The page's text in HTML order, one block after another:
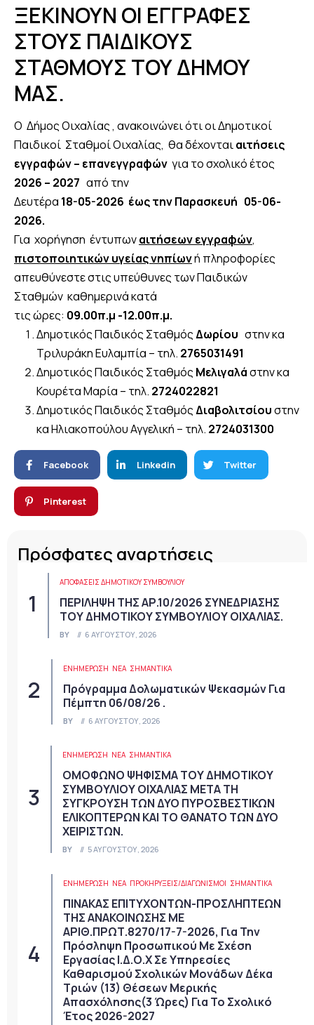
ΞΕΚΙΝΟΥΝ ΟΙ ΕΓΓΡΑΦΕΣ
ΣΤΟΥΣ ΠΑΙΔΙΚΟΥΣ
ΣΤΑΘΜΟΥΣ ΤΟΥ ΔΗΜΟΥ
ΜΑΣ.
Ο Δήμος Οιχαλίας , ανακοινώνει ότι οι Δημοτικοί
Παιδικοί Σταθμοί Οιχαλίας, θα δέχονταιαιτήσεις
εγγραφών– επανεγγραφών για το σχολικό έτος
2026 – 2027 από την
Δευτέρα 18-05-2026 έως την Παρασκευή 05-06-
2026.
Για χορήγηση έντυπωναιτήσεων εγγραφών,
πιστοποιητικών υγείας νηπίωνή πληροφορίες
απευθύνεστε στις υπεύθυνες των Παιδικών
Σταθμών καθημερινά κατά
τις ώρες: 09.00π.μ -12.00π.μ.
Δημοτικός Παιδικός ΣταθμόςΔωρίου στην κα
Τριλυράκη Ευλαμπία – τηλ. 2765031491
Δημοτικός Παιδικός Σταθμός Μελιγαλάστην κα
Κουρέτα Μαρία – τηλ. 2724022821
Δημοτικός Παιδικός ΣταθμόςΔιαβολιτσίουστην
κα Ηλιακοπούλου Αγγελική – τηλ. 2724031300
Facebook Linkedin Twitter
Pinterest
Πρόσφατες αναρτήσεις
ΑΠΟΦΆΣΕΙΣ ΔΗΜΟΤΙΚΟΎ ΣΥΜΒΟΥΛΊΟΥ
ΠΕΡΙΛΗΨΗ ΤΗΣ ΑΡ.10/2026 ΣΥΝΕΔΡΙΑΣΗΣ
ΤΟΥ ΔΗΜΟΤΙΚΟΥ ΣΥΜΒΟΥΛΙΟΥ ΟΙΧΑΛΙΑΣ.
BY 6 ΑΥΓΟΎΣΤΟΥ, 2026
ΕΝΗΜΕΡΩΣΗ ΝΈΑ ΣΗΜΑΝΤΙΚΆ
Πρόγραμμα Δολωματικών Ψεκασμών Για
Πέμπτη 06/08/26 .
BY 6 ΑΥΓΟΎΣΤΟΥ, 2026
ΕΝΗΜΕΡΩΣΗ ΝΈΑ ΣΗΜΑΝΤΙΚΆ
ΟΜΟΦΩΝΟ ΨΗΦΙΣΜΑ ΤΟΥ ΔΗΜΟΤΙΚΟΥ
ΣΥΜΒΟΥΛΙΟΥ ΟΙΧΑΛΙΑΣ ΜΕΤΑ ΤΗ
ΣΥΓΚΡΟΥΣΗ ΤΩΝ ΔΥΟ ΠΥΡΟΣΒΕΣΤΙΚΩΝ
ΕΛΙΚΟΠΤΕΡΩΝ ΚΑΙ ΤΟ ΘΑΝΑΤΟ ΤΩΝ ΔΥΟ
ΧΕΙΡΙΣΤΩΝ.
BY 5 ΑΥΓΟΎΣΤΟΥ, 2026
ΕΝΗΜΕΡΩΣΗ ΝΈΑ ΠΡΟΚΗΡΎΞΕΙΣ/ΔΙΑΓΩΝΙΣΜΟΊ ΣΗΜΑΝΤΙΚΆ
ΠΙΝΑΚΑΣ ΕΠΙΤΥΧΟΝΤΩΝ-ΠΡΟΣΛΗΠΤΕΩΝ
ΤΗΣ ΑΝΑΚΟΙΝΩΣΗΣ ΜΕ
ΑΡΙΘ.ΠΡΩΤ.8270/17-7-2026, Για Την
Πρόσληψη Προσωπικού Με Σχέση
Εργασίας Ι.Δ.Ο.Χ Σε Υπηρεσίες
Καθαρισμού Σχολικών Μονάδων Δέκα
Τριών (13) Θέσεων Μερικής
Απασχόλησης(3 Ώρες) Για Το Σχολικό
Έτος 2026-2027